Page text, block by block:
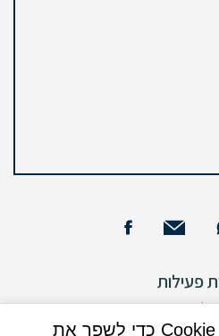
פעילות
מזכירות
אנו משתמשים בקובצי Cookie כדי לשפר את